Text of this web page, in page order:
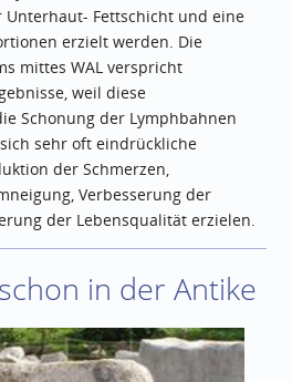
Fettschicht und eine
erzielt werden. Die
mittes WAL verspricht
weil diese
Schonung der Lymphbahnen
sehr oft eindrückliche
der Schmerzen,
Verbesserung der
der Lebensqualität erzielen.
in der Antike